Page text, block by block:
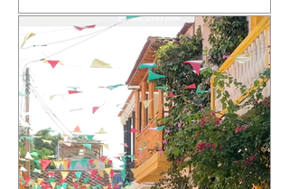
📬 Carte postale #4 – « Valparaíso »
📍 Expédiée de : Valparaíso, Chili
Cette quatrième carte postale nous
emmène au Chili, dans l'une des villes
qui m'a le plus marqué : Valparaíso.
Une ville portuaire cabossée, vibrante,
profondément attachante. Une ville qui
regarde l'océan Pacifique depuis ses
42 cerros, où chaque rue raconte une